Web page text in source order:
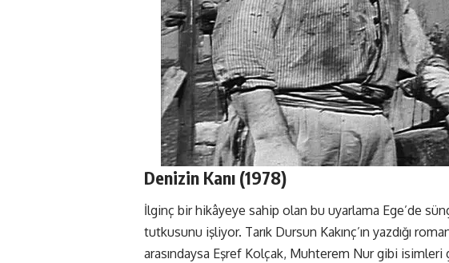
Denizin Kanı (1978)
İlginç bir hikâyeye sahip olan bu uyarlama Ege’de
tutkusunu işliyor. Tarık Dursun Kakınç’ın yazdığı
arasındaysa Eşref Kolçak, Muhterem Nur gibi isimleri